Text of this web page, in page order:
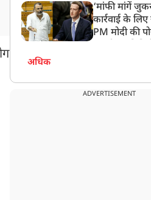
‘मांफी मांगें
कार्रवाई के लिए
PM मोदी की
अधिक
ADVERTISEMENT